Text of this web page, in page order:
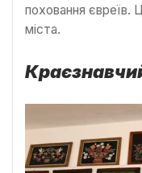
поховання євреїв.
міста.